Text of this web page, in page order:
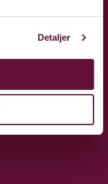
Detaljer